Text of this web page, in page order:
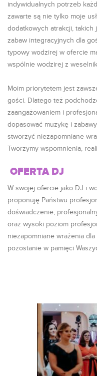
indywidualnych potrzeb
zawarte są nie tylko moje
dodatkowych atrakcji,
zabaw integracyjnych dla
typowy wodzirej w ofercie
wspólnie wodzirej z
Moim priorytetem jest
gości. Dlatego też
zaangażowaniem i
dopasować muzykę i
stworzyć niezapomniane
Tworzymy wspomnienia,
OFERTA DJ
W swojej ofercie jako DJ i
proponuję Państwu
doświadczenie,
oraz wysoki poziom
niezapomniane wrażenia
pozostanie w pamięci